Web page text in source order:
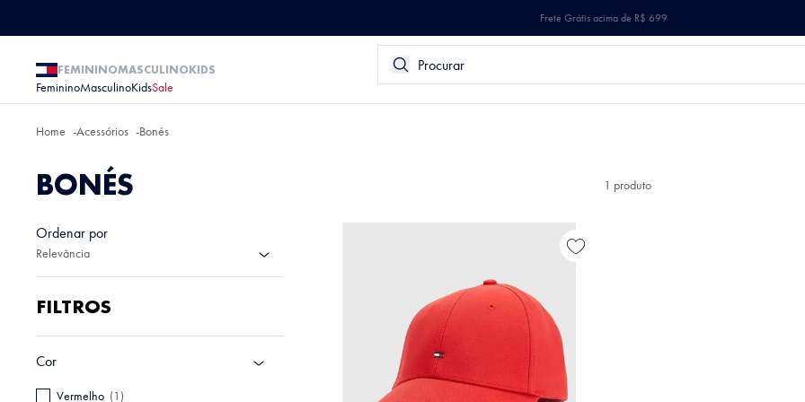
Frete Grátis acima de R$ 699
FEMININOMASCULINOKIDS
FemininoMasculinoKidsSale
Acessórios Bonés
BONÉS 1 produto
Ordenar por
Relevância
FILTROS
Cor
Vermelho (1 )